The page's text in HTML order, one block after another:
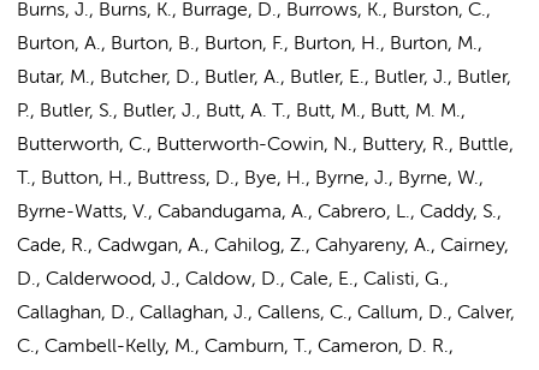
Burns, J., Burns, K., Burrage, D., Burrows, K., Burston, C.,
Burton, A., Burton, B., Burton, F., Burton, H., Burton, M.,
Butar, M., Butcher, D., Butler, A., Butler, E., Butler, J., Butler,
P., Butler, S., Butler, J., Butt, A. T., Butt, M., Butt, M. M.,
Butterworth, C., Butterworth-Cowin, N., Buttery, R., Buttle,
T., Button, H., Buttress, D., Bye, H., Byrne, J., Byrne, W.,
Byrne-Watts, V., Cabandugama, A., Cabrero, L., Caddy, S.,
Cade, R., Cadwgan, A., Cahilog, Z., Cahyareny, A., Cairney,
D., Calderwood, J., Caldow, D., Cale, E., Calisti, G.,
Callaghan, D., Callaghan, J., Callens, C., Callum, D., Calver,
C., Cambell-Kelly, M., Camburn, T., Cameron, D. R.,